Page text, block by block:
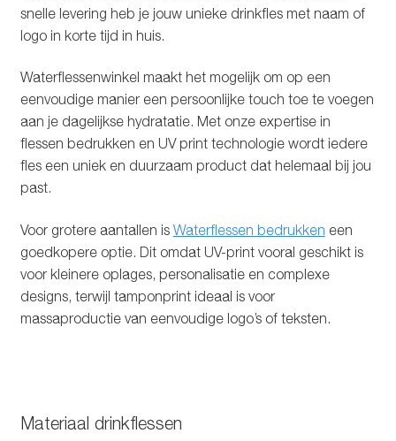
snelle levering heb je jouw unieke drinkfles met naam of
logo in korte tijd in huis.
Waterflessenwinkel maakt het mogelijk om op een
eenvoudige manier een persoonlijke touch toe te voegen
aan je dagelijkse hydratatie. Met onze expertise in
flessen bedrukken en UV print technologie wordt iedere
fles een uniek en duurzaam product dat helemaal bij jou
past.
Voor grotere aantallen is Waterflessen bedrukken een
goedkopere optie. Dit omdat UV-print vooral geschikt is
voor kleinere oplages, personalisatie en complexe
designs, terwijl tamponprint ideaal is voor
massaproductie van eenvoudige logo’s of teksten.
Materiaal drinkflessen